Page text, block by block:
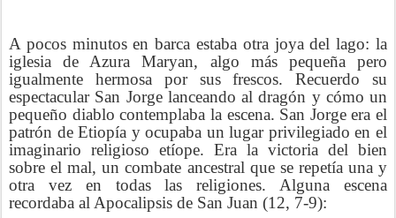
A pocos minutos en barca estaba otra joya del lago: la
iglesia de Azura Maryan, algo más pequeña pero
igualmente hermosa por sus frescos. Recuerdo su
espectacular San Jorge lanceando al dragón y cómo un
pequeño diablo contemplaba la escena. San Jorge era el
patrón de Etiopía y ocupaba un lugar privilegiado en el
imaginario religioso etíope. Era la victoria del bien
sobre el mal, un combate ancestral que se repetía una y
otra vez en todas las religiones. Alguna escena
recordaba al Apocalipsis de San Juan (12, 7-9):